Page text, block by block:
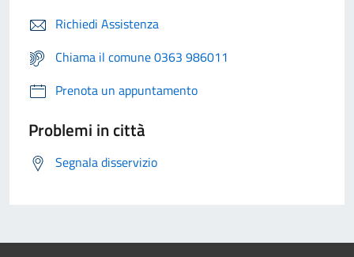
Richiedi Assistenza
Chiama il comune 0363 986011
Prenota un appuntamento
Problemi in città
Segnala disservizio